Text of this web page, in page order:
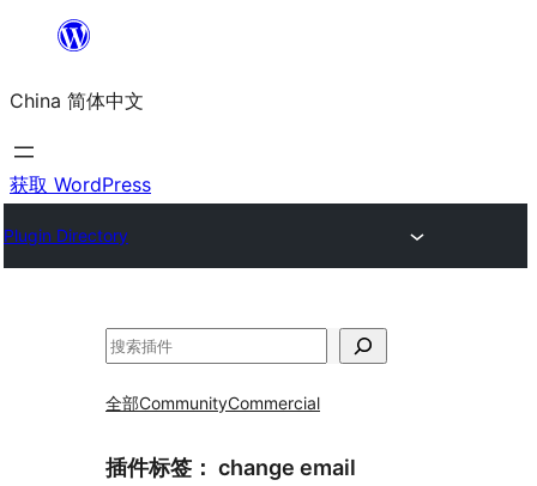
内
容
China 简体中文
获取 WordPress
Plugin Directory
搜
全部CommunityCommercial
插件标签： change email